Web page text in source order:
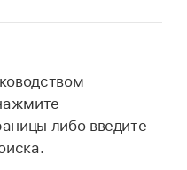
либо введите